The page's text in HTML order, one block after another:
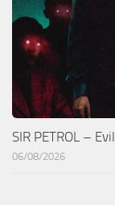
SIR PETROL –
06/08/2026